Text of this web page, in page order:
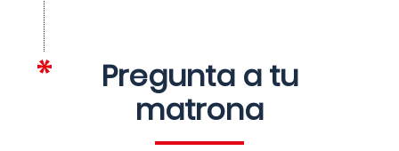
Pregunta a tu
matrona